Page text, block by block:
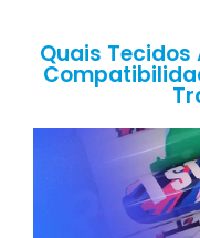
Quais Tecidos